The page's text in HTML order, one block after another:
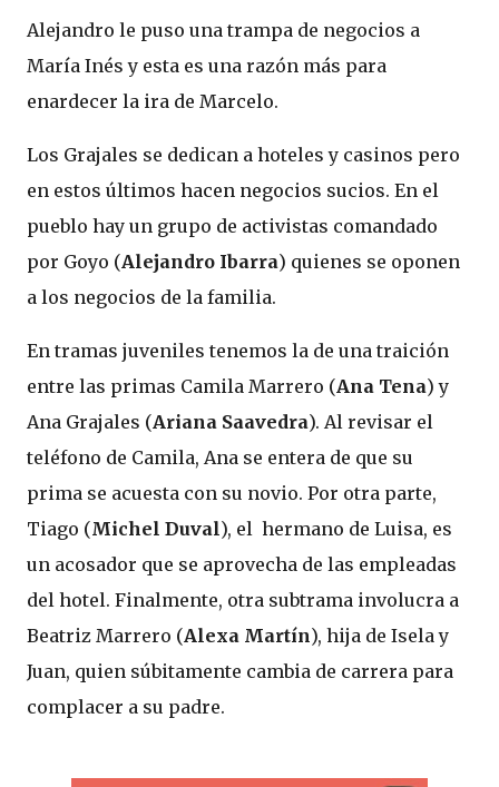
Alejandro le puso una trampa de negocios a
María Inés y esta es una razón más para
enardecer la ira de Marcelo.
Los Grajales se dedican a hoteles y casinos pero
en estos últimos hacen negocios sucios. En el
pueblo hay un grupo de activistas comandado
por Goyo (Alejandro Ibarra) quienes se oponen
a los negocios de la familia.
En tramas juveniles tenemos la de una traición
entre las primas Camila Marrero (Ana Tena) y
Ana Grajales (Ariana Saavedra). Al revisar el
teléfono de Camila, Ana se entera de que su
prima se acuesta con su novio. Por otra parte,
Tiago (Michel Duval), el hermano de Luisa, es
un acosador que se aprovecha de las empleadas
del hotel. Finalmente, otra subtrama involucra a
Beatriz Marrero (Alexa Martín), hija de Isela y
Juan, quien súbitamente cambia de carrera para
complacer a su padre.